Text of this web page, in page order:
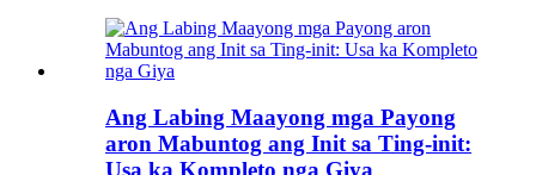
Ang Labing Maayong mga Payong
aron Mabuntog ang Init sa Ting-init:
Usa ka Kompleto nga Giya